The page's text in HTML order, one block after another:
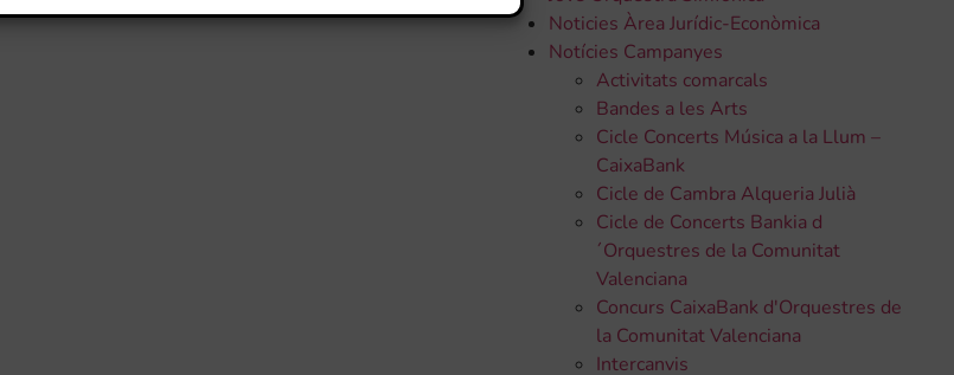
Noticies Àrea Jurídic-Econòmica
Notícies Campanyes
Activitats comarcals
Bandes a les Arts
Cicle Concerts Música a la Llum –
CaixaBank
Cicle de Cambra Alqueria Julià
Cicle de Concerts Bankia d
´Orquestres de la Comunitat
Valenciana
Concurs CaixaBank d'Orquestres de
la Comunitat Valenciana
Intercanvis